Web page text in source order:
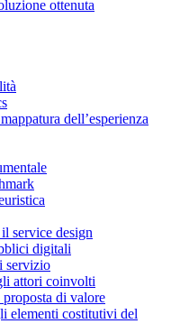
ottenuta
dell’esperienza
service design
digitali
servizio
attori coinvolti
di valore
elementi costitutivi del